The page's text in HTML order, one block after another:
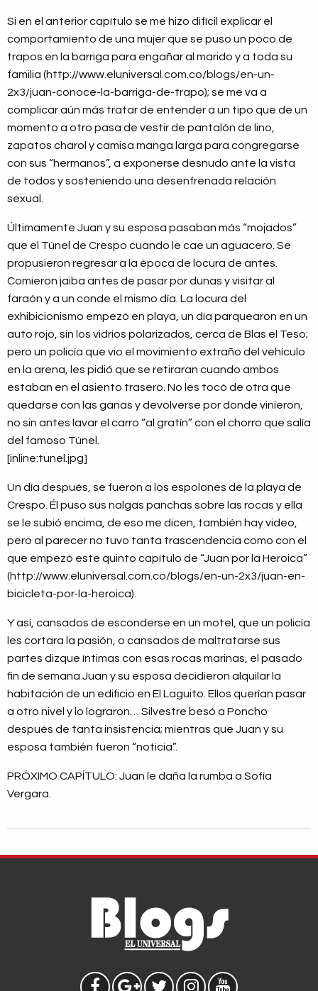
Si en el anterior capítulo se me hizo difícil explicar el
comportamiento de una mujer que se puso un poco de
trapos en la barriga para engañar al marido y a toda su
familia (http://www.eluniversal.com.co/blogs/en-un-
2x3/juan-conoce-la-barriga-de-trapo); se me va a
complicar aún más tratar de entender a un tipo que de un
momento a otro pasa de vestir de pantalón de lino,
zapatos charol y camisa manga larga para congregarse
con sus “hermanos”, a exponerse desnudo ante la vista
de todos y sosteniendo una desenfrenada relación
sexual.
Últimamente Juan y su esposa pasaban más “mojados”
que el Túnel de Crespo cuando le cae un aguacero. Se
propusieron regresar a la época de locura de antes.
Comieron jaiba antes de pasar por dunas y visitar al
faraón y a un conde el mismo día. La locura del
exhibicionismo empezó en playa, un día parquearon en un
auto rojo, sin los vidrios polarizados, cerca de Blas el Teso;
pero un policía que vio el movimiento extraño del vehículo
en la arena, les pidió que se retiraran cuando ambos
estaban en el asiento trasero. No les tocó de otra que
quedarse con las ganas y devolverse por donde vinieron,
no sin antes lavar el carro “al gratín” con el chorro que salía
del famoso Túnel.
[inline:tunel.jpg]
Un día después, se fueron a los espolones de la playa de
Crespo. Él puso sus nalgas panchas sobre las rocas y ella
se le subió encima, de eso me dicen, también hay video,
pero al parecer no tuvo tanta trascendencia como con el
que empezó este quinto capítulo de “Juan por la Heroica”
(http://www.eluniversal.com.co/blogs/en-un-2x3/juan-en-
bicicleta-por-la-heroica).
Y así, cansados de esconderse en un motel, que un policía
les cortara la pasión, o cansados de maltratarse sus
partes dizque íntimas con esas rocas marinas, el pasado
fin de semana Juan y su esposa decidieron alquilar la
habitación de un edificio en El Laguito. Ellos querían pasar
a otro nivel y lo lograron… Silvestre besó a Poncho
después de tanta insistencia; mientras que Juan y su
esposa también fueron “noticia”.
PRÓXIMO CAPÍTULO: Juan le daña la rumba a Sofía
Vergara.